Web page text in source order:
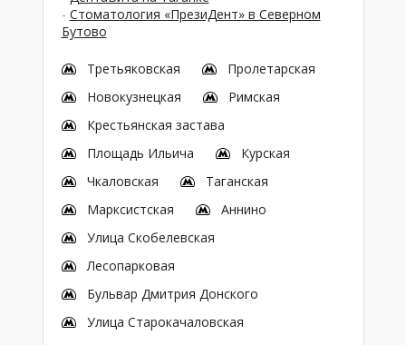
- Стоматология «ПрезиДент» в Северном
Бутово
Третьяковская
Пролетарская
Новокузнецкая
Римская
Крестьянская застава
Площадь Ильича
Курская
Чкаловская
Таганская
Марксистская
Аннино
Улица Скобелевская
Лесопарковая
Бульвар Дмитрия Донского
Улица Старокачаловская